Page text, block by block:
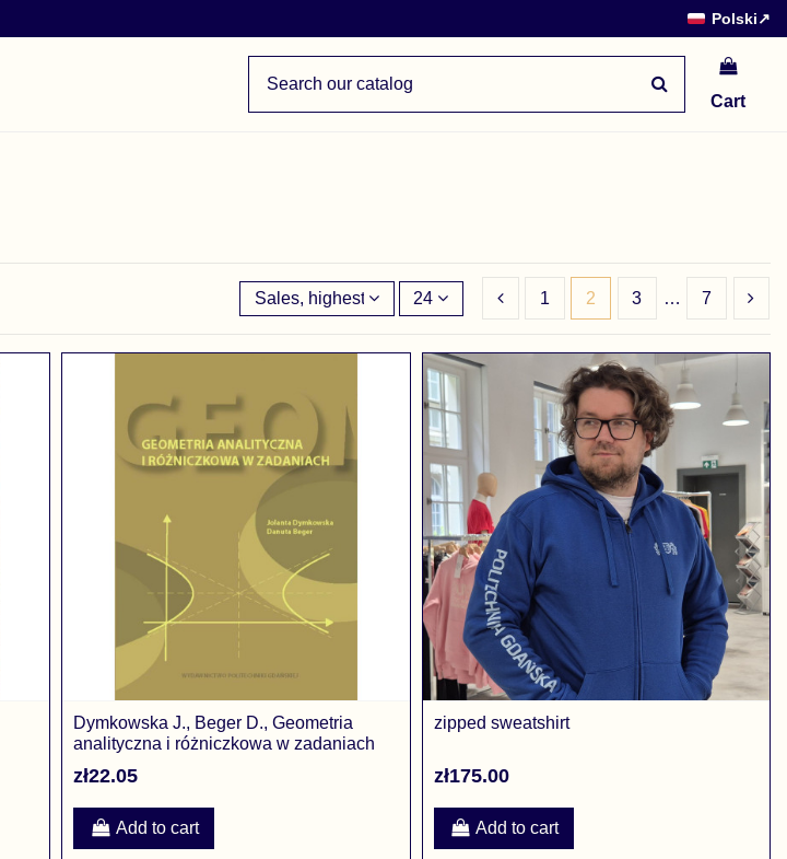
Polski↗
Cart
Sales, highest to lowest
24 1 2 3 … 7
Dymkowska J., Beger D., Geometria
analityczna i różniczkowa w zadaniach
zł22.05
Add to cart
zipped sweatshirt
zł175.00
Add to cart